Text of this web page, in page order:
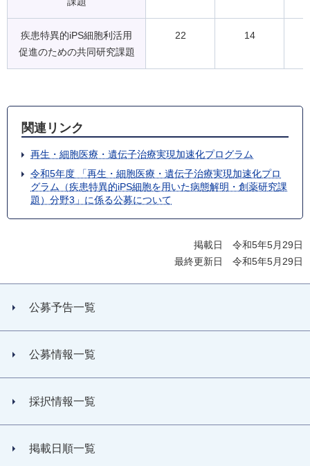
疾患特異的iPS細胞利活用
促進のための共同研究課題
22 14
関連リンク
再生・細胞医療・遺伝子治療実現加速化プログラム
令和5年度 「再生・細胞医療・遺伝子治療実現加速化プロ
グラム（疾患特異的iPS細胞を用いた病態解明・創薬研究課
題）分野3」に係る公募について
掲載日 令和5年5月29日
最終更新日 令和5年5月29日
公募予告一覧
公募情報一覧
採択情報一覧
掲載日順一覧